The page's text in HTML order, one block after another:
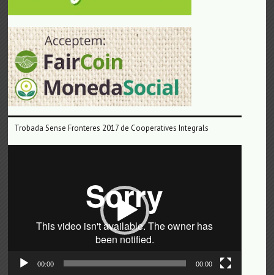
Trobada Sense Fronteres 2017 de Cooperatives Integrals
00:00 00:00